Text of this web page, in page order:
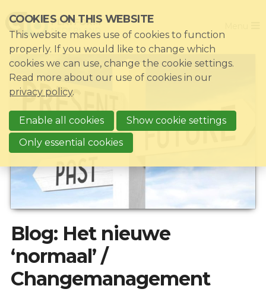
links
Jump
to
navigation
Jump
main
content
Blog: Het nieuwe
‘normaal’ /
Changemanagement
Home
Association
Impacts
News & Knowledgebase
Event list
Become a member?
Register
Login for members: My CIO
COOKIES ON THIS WEBSITE
This website makes use of cookies to function
properly. If you would like to change which
cookies we can use, change the cookie settings.
Read more about our use of cookies in our
privacy policy.
Enable all cookies
Show cookie settings
Only essential cookies